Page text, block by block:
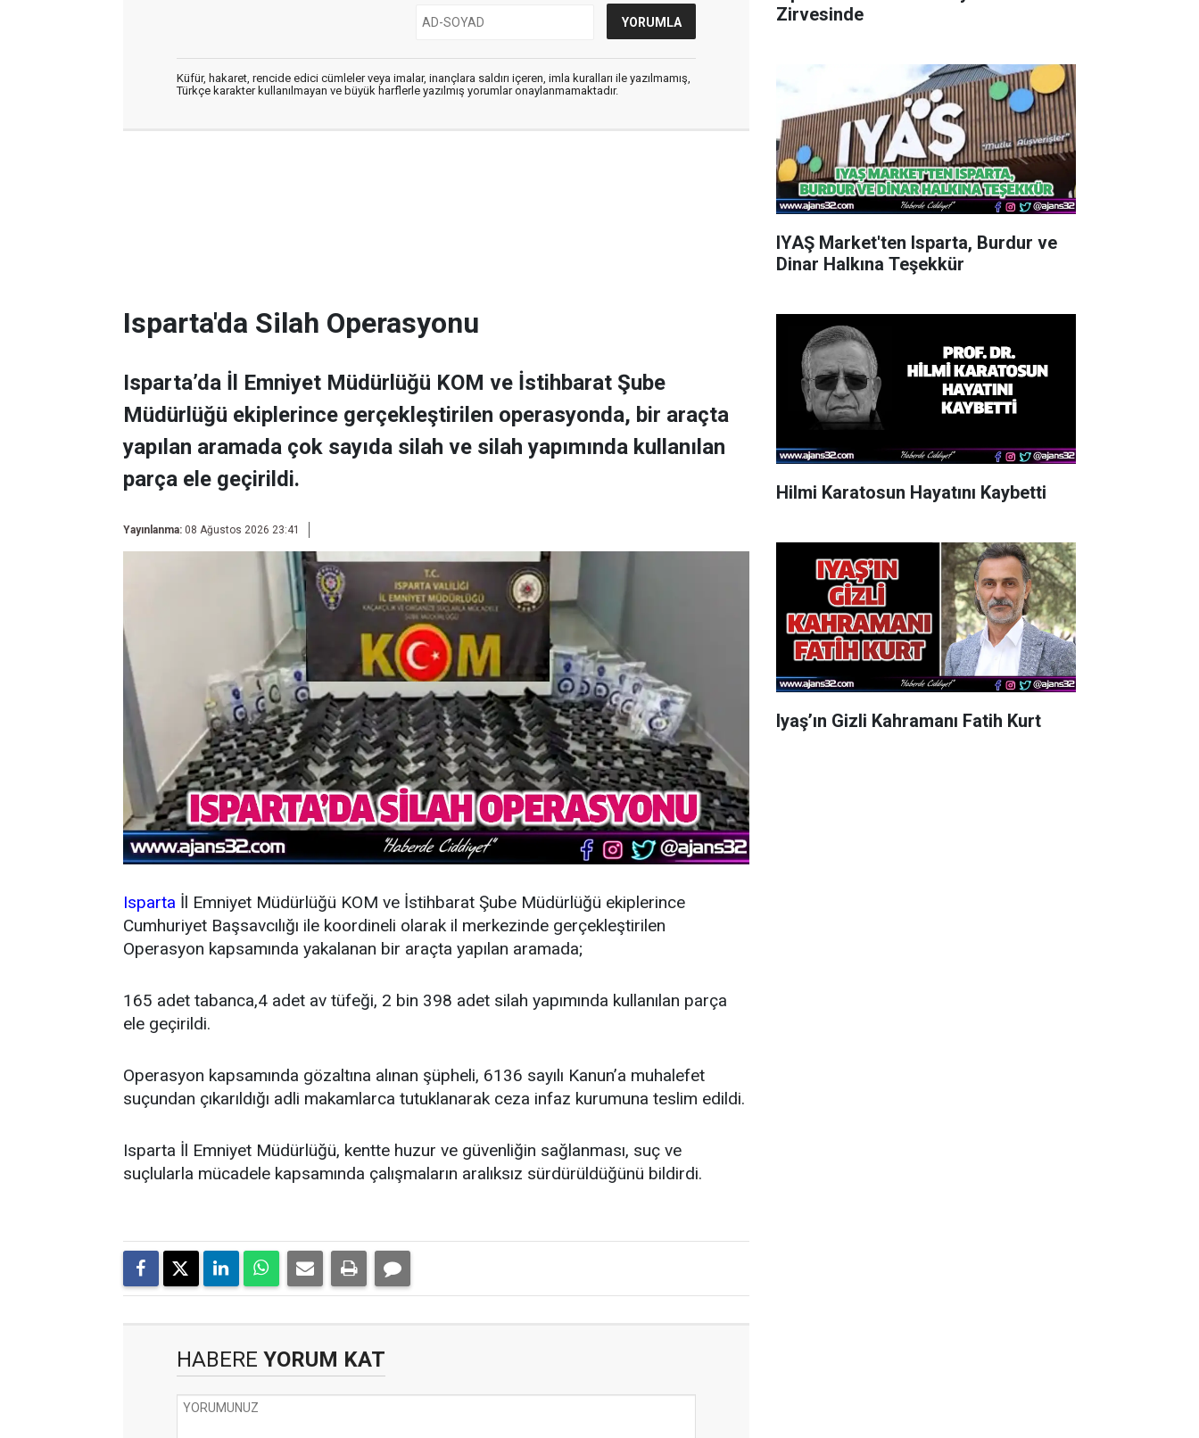
Küfür, hakaret, rencide edici cümleler veya imalar, inançlara saldırı içeren, imla kuralları ile yazılmamış,
Türkçe karakter kullanılmayan ve büyük harflerle yazılmış yorumlar onaylanmamaktadır.
Isparta'da Silah Operasyonu
Isparta’da İl Emniyet Müdürlüğü KOM ve İstihbarat Şube
Müdürlüğü ekiplerince gerçekleştirilen operasyonda, bir araçta
yapılan aramada çok sayıda silah ve silah yapımında kullanılan
parça ele geçirildi.
Yayınlanma: 08 Ağustos 2026 23:41
Isparta İl Emniyet Müdürlüğü KOM ve İstihbarat Şube Müdürlüğü ekiplerince
Cumhuriyet Başsavcılığı ile koordineli olarak il merkezinde gerçekleştirilen
Operasyon kapsamında yakalanan bir araçta yapılan aramada;
165 adet tabanca,4 adet av tüfeği, 2 bin 398 adet silah yapımında kullanılan parça
ele geçirildi.
Operasyon kapsamında gözaltına alınan şüpheli, 6136 sayılı Kanun’a muhalefet
suçundan çıkarıldığı adli makamlarca tutuklanarak ceza infaz kurumuna teslim edildi.
Isparta İl Emniyet Müdürlüğü, kentte huzur ve güvenliğin sağlanması, suç ve
suçlularla mücadele kapsamında çalışmaların aralıksız sürdürüldüğünü bildirdi.
HABERE YORUM KAT
Zirvesinde
IYAŞ Market'ten Isparta, Burdur ve
Dinar Halkına Teşekkür
Hilmi Karatosun Hayatını Kaybetti
Iyaş’ın Gizli Kahramanı Fatih Kurt